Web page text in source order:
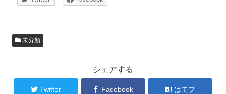
未分類
シェアする
Twitter Facebook はてブ